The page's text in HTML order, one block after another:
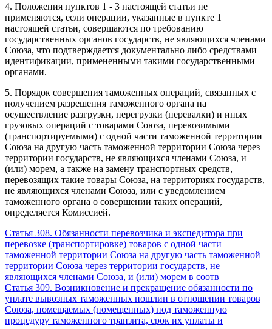
4. Положения пунктов 1 - 3 настоящей статьи не
применяются, если операции, указанные в пункте 1
настоящей статьи, совершаются по требованию
государственных органов государств, не являющихся членами
Союза, что подтверждается документально либо средствами
идентификации, примененными такими государственными
органами.
5. Порядок совершения таможенных операций, связанных с
получением разрешения таможенного органа на
осуществление разгрузки, перегрузки (перевалки) и иных
грузовых операций с товарами Союза, перевозимыми
(транспортируемыми) с одной части таможенной территории
Союза на другую часть таможенной территории Союза через
территории государств, не являющихся членами Союза, и
(или) морем, а также на замену транспортных средств,
перевозящих такие товары Союза, на территориях государств,
не являющихся членами Союза, или с уведомлением
таможенного органа о совершении таких операций,
определяется Комиссией.
Статья 308. Обязанности перевозчика и экспедитора при
перевозке (транспортировке) товаров с одной части
таможенной территории Союза на другую часть таможенной
территории Союза через территории государств, не
являющихся членами Союза, и (или) морем в соотв
Статья 309. Возникновение и прекращение обязанности по
уплате вывозных таможенных пошлин в отношении товаров
Союза, помещаемых (помещенных) под таможенную
процедуру таможенного транзита, срок их уплаты и